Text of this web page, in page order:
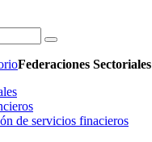
Federaciones Sectoriales
de servicios finacieros